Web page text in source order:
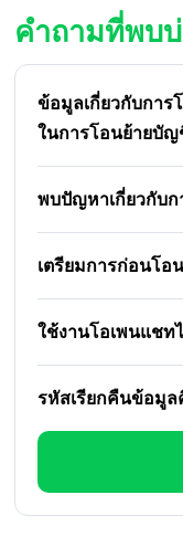
คำถามที่พบ
ข้อมูลเกี่ยวกับกา
ในการโอนย้ายบัญ
พบปัญหาเกี่ยวกับก
เตรียมการก่อนโอ
ใช้งานโอเพนแชท
รหัสเรียกคืนข้อมูล